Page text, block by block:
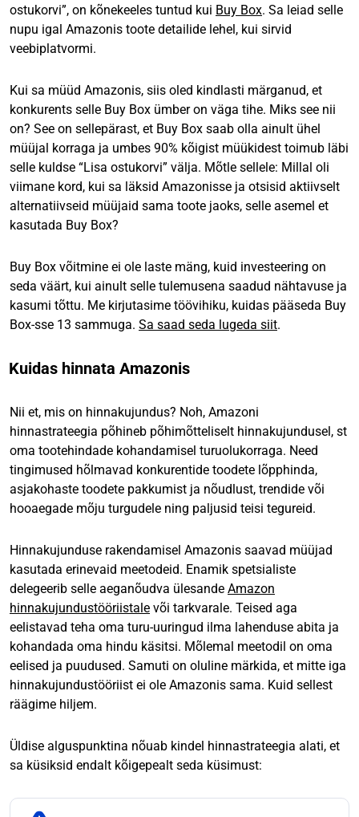
ostukorvi”, on kõnekeeles tuntud kui Buy Box. Sa leiad selle
nupu igal Amazonis toote detailide lehel, kui sirvid
veebiplatvormi.
Kui sa müüd Amazonis, siis oled kindlasti märganud, et
konkurents selle Buy Box ümber on väga tihe. Miks see nii
on? See on sellepärast, et Buy Box saab olla ainult ühel
müüjal korraga ja umbes 90% kõigist müükidest toimub läbi
selle kuldse “Lisa ostukorvi” välja. Mõtle sellele: Millal oli
viimane kord, kui sa läksid Amazonisse ja otsisid aktiivselt
alternatiivseid müüjaid sama toote jaoks, selle asemel et
kasutada Buy Box?
Buy Box võitmine ei ole laste mäng, kuid investeering on
seda väärt, kui ainult selle tulemusena saadud nähtavuse ja
kasumi tõttu. Me kirjutasime töövihiku, kuidas pääseda Buy
Box-sse 13 sammuga. Sa saad seda lugeda siit.
Kuidas hinnata Amazonis
Nii et, mis on hinnakujundus? Noh, Amazoni
hinnastrateegia põhineb põhimõtteliselt hinnakujundusel, st
oma tootehindade kohandamisel turuolukorraga. Need
tingimused hõlmavad konkurentide toodete lõpphinda,
asjakohaste toodete pakkumist ja nõudlust, trendide või
hooaegade mõju turgudele ning paljusid teisi tegureid.
Hinnakujunduse rakendamisel Amazonis saavad müüjad
kasutada erinevaid meetodeid. Enamik spetsialiste
delegeerib selle aeganõudva ülesande Amazon
hinnakujundustööriistale või tarkvarale. Teised aga
eelistavad teha oma turu-uuringud ilma lahenduse abita ja
kohandada oma hindu käsitsi. Mõlemal meetodil on oma
eelised ja puudused. Samuti on oluline märkida, et mitte iga
hinnakujundustööriist ei ole Amazonis sama. Kuid sellest
räägime hiljem.
Üldise alguspunktina nõuab kindel hinnastrateegia alati, et
sa küsiksid endalt kõigepealt seda küsimust: